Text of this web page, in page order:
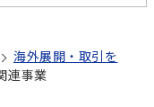
海外展開・取引を
連事業